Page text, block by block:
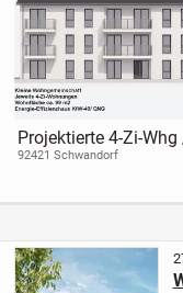
Projektierte 4-Zi-
ca. 99 m² / beste
Qualität / jetzt clever
bezahlen!
92421 Schwandorf